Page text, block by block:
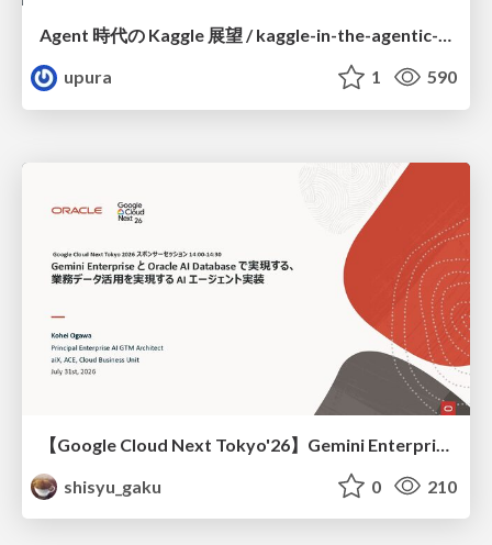
Agent 時代の Kaggle 展望 / kaggle-in-the-agentic-era
upura
1 590
shisyu_gaku
0 210